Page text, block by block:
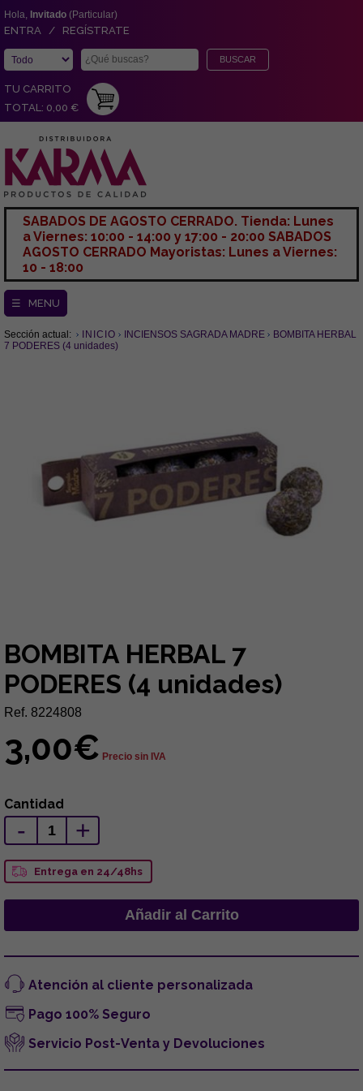
Hola, Invitado (Particular)
ENTRA / REGÍSTRATE
TU CARRITO
TOTAL: 0,00 €
SABADOS DE AGOSTO CERRADO. Tienda: Lunes
a Viernes: 10:00 - 14:00 y 17:00 - 20:00 SABADOS
AGOSTO CERRADO Mayoristas: Lunes a Viernes:
10 - 18:00
☰ MENU
Sección actual: INICIO INCIENSOS SAGRADA MADRE
BOMBITA HERBAL
7 PODERES (4 unidades)
BOMBITA HERBAL 7
PODERES (4 unidades)
Ref. 8224808
3,00€ Precio sin IVA
Cantidad
- +
Entrega en 24/48hs
Atención al cliente personalizada
Pago 100% Seguro
Servicio Post-Venta y Devoluciones